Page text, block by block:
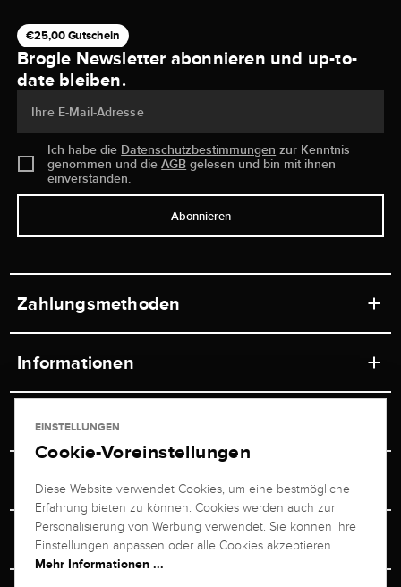
€25,00 Gutschein
Brogle Newsletter abonnieren und up-to-
date bleiben.
Ihre E-Mail-Adresse
Ich habe die Datenschutzbestimmungen zur Kenntnis
genommen und dieAGB gelesen und bin mit ihnen
einverstanden.
Abonnieren
Zahlungsmethoden
Informationen
Ladengeschäft
Versand & Zahlung
Ratgeber
Service
Newsletterabmeldung
Retouren-Service
Juwelier Brogle
Über uns
Unternehmen
Persönlicher Berater
EINSTELLUNGEN
Cookie-Voreinstellungen
Diese Website verwendet Cookies, um eine bestmögliche
Erfahrung bieten zu können. Cookies werden auch zur
Personalisierung von Werbung verwendet. Sie können Ihre
Einstellungen anpassen oder alle Cookies akzeptieren.
Mehr Informationen ...